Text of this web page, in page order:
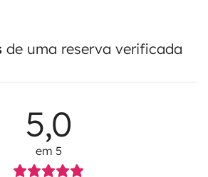
de uma reserva verificada
5,0
em 5